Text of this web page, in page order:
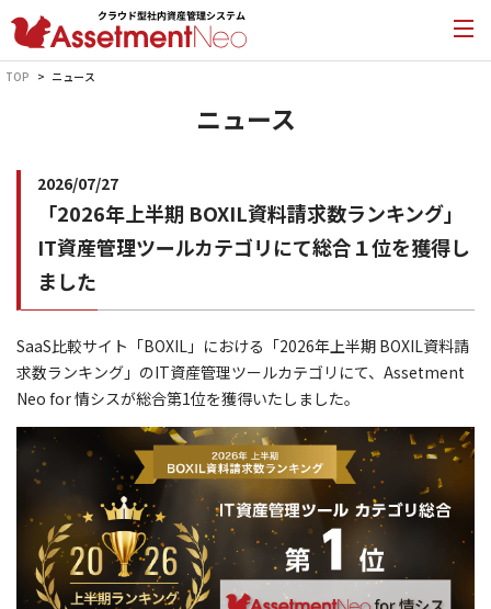
TOP ニュース
ニュース
2026/07/27
「2026年上半期 BOXIL資料請求数ランキング」
IT資産管理ツールカテゴリにて総合１位を獲得し
ました
SaaS比較サイト「BOXIL」における「2026年上半期 BOXIL資料請
求数ランキング」のIT資産管理ツールカテゴリにて、Assetment
Neo for 情シスが総合第1位を獲得いたしました。